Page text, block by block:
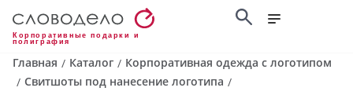
Корпоративные подарки и
полиграфия
Главная / Каталог / Корпоративная одежда с логотипом
/ Свитшоты под нанесение логотипа /